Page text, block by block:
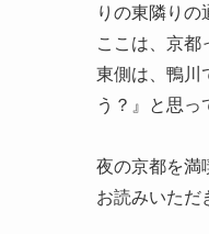
りの東隣りの
ここは、京都
東側は、鴨川
う？』と思っ
夜の京都を満
お読みいただ